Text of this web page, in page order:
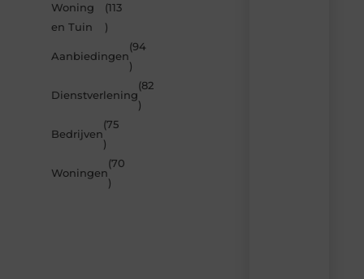
Woning
en Tuin
(113
)
Aanbiedingen
(94
)
Dienstverlening
(82
)
Bedrijven
(75
)
Woningen
(70
)